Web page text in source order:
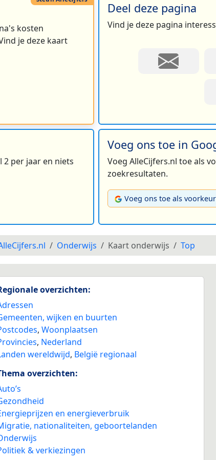
kosten
je deze kaart
Deel deze pagina
Vind je deze pagina
per jaar en niets
Voeg ons toe in
Voeg AlleCijfers.nl toe als
zoekresultaten.
Voeg ons toe als
Onderwijs Kaart onderwijs Top
overzichten:
wijken en buurten
,Woonplaatsen
, Nederland
wereldwijd, België regionaal
overzichten:
en energieverbruik
nationaliteiten, geboortelanden
& verkiezingen